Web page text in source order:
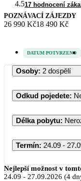
4.517 hodnocení
POZNÁVACÍ ZÁJEZDY
26 990 Kč18 490 Kč
DATUM POTVRZENO
Osoby: 2 dospělí
Odkud pojedete:
Délka pobytu:
Termín: 24.09 -
Nejlepší možnost v
24.09 - 27.09.2026 (4